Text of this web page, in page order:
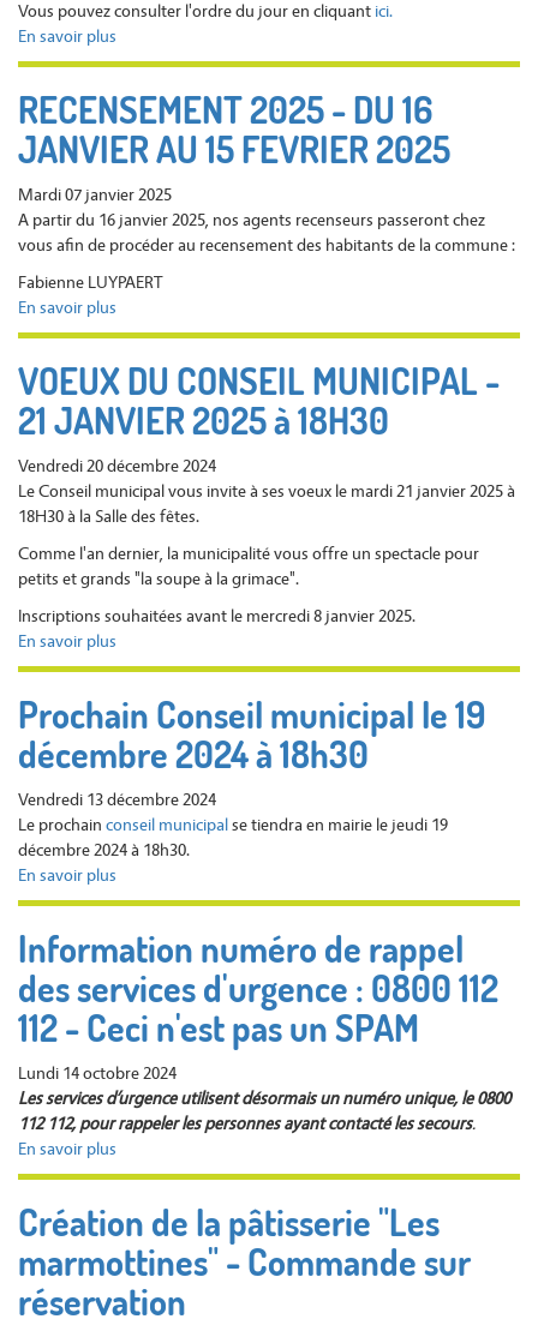
21
2025
Vous pouvez consulter l'ordre du jour en cliquant ici.
En savoir plus
Prochain
municipal
le
16
janvier
2025
2024
18h30
RECENSEMENT 2025 - DU 16
JANVIER AU 15 FEVRIER 2025
Mardi 07 janvier 2025
A partir du 16 janvier 2025, nos agents recenseurs passeront chez
vous afin de procéder au recensement des habitants de la commune :
Fabienne LUYPAERT
En savoir plus
RECENSEMENT
-
DU
16
JANVIER
AU
15
2025
VOEUX DU CONSEIL MUNICIPAL -
21 JANVIER 2025 à 18H30
Vendredi 20 décembre 2024
Le Conseil municipal vous invite à ses voeux le mardi 21 janvier 2025 à
18H30 à la Salle des fêtes.
Comme l'an dernier, la municipalité vous offre un spectacle pour
petits et grands "la soupe à la grimace".
Inscriptions souhaitées avant le mercredi 8 janvier 2025.
En savoir plus
VOEUX
CONSEIL
MUNICIPAL
-
21
JANVIER
2025
Prochain Conseil municipal le 19
décembre 2024 à 18h30
Vendredi 13 décembre 2024
Le prochain conseil municipalse tiendra en mairie le jeudi 19
décembre 2024 à 18h30.
En savoir plus
Prochain
municipal
19
décembre
à
18h30
Information numéro de rappel
des services d'urgence : 0800 112
112 - Ceci n'est pas un SPAM
Lundi 14 octobre 2024
Les services d’urgence utilisent désormais un numéro unique, le 0800
112 112, pour rappeler les personnes ayant contacté les secours.
En savoir plus
Information
de
rappel
des
services
Création de la pâtisserie "Les
marmottines" - Commande sur
réservation